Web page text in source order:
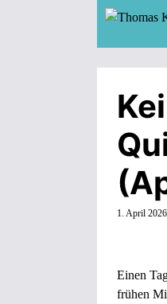
1. April 2026
Einen
frühen